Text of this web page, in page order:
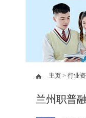
主页 > 行业
兰州职普